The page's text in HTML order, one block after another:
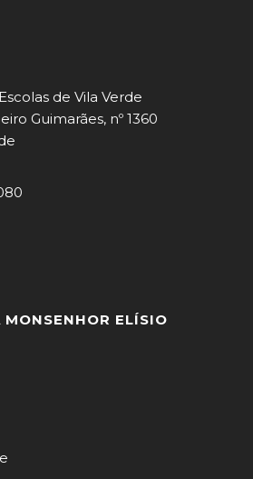
de Vila Verde
Guimarães, nº 1360
MONSENHOR ELÍSIO